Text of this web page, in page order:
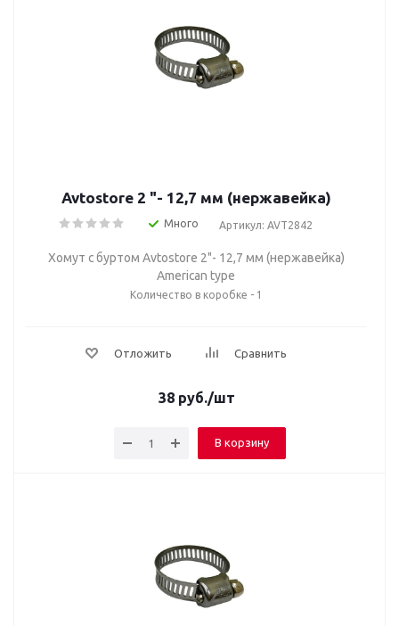
Avtostore 2 "- 12,7 мм (нержавейка)
Много Артикул: AVT2842
Хомут с буртом Avtostore 2"- 12,7 мм (нержавейка)
American type
Количество в коробке - 1
Отложить Сравнить
38руб./шт
В корзину